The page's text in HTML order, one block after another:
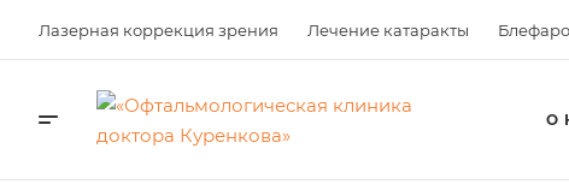
Лазерная коррекция зрения Лечение катаракты
О